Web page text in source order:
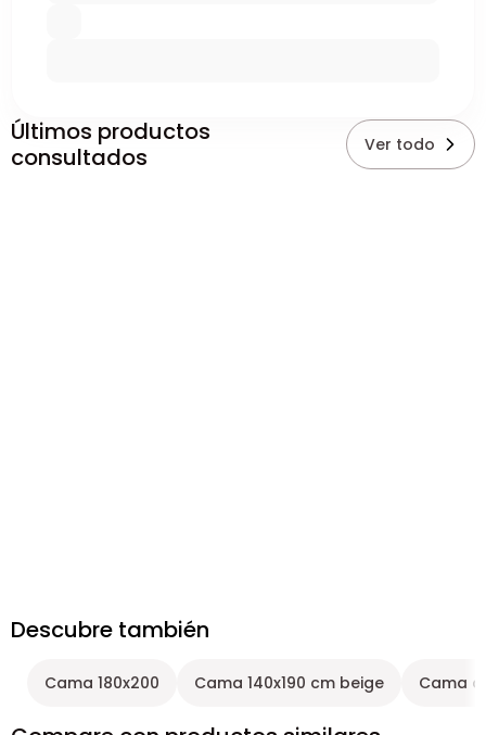
Últimos productos
consultados
Ver todo
Descubre también
Cama 180x200 Cama 140x190 cm beige Cama